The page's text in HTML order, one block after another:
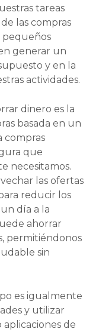
tareas
las compras
pequeños
generar un
y en la
actividades.
dinero es la
basada en un
compras
que
necesitamos.
las ofertas
reducir los
día a la
ahorrar
permitiéndonos
sin
es igualmente
y utilizar
aplicaciones de